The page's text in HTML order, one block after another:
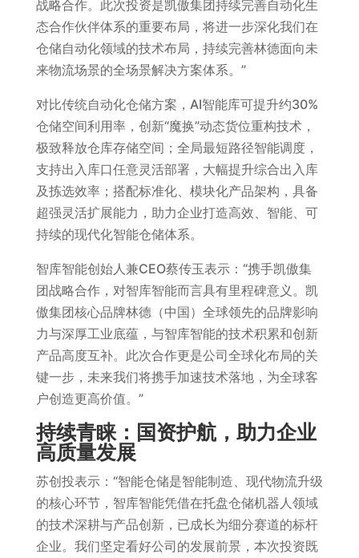
战略合作。此次投资是凯傲集团持续完善自动化生
态合作伙伴体系的重要布局，将进一步深化我们在
仓储自动化领域的技术布局，持续完善林德面向未
来物流场景的全场景解决方案体系。”
对比传统自动化仓储方案，AI智能库可提升约30%
仓储空间利用率，创新“魔换”动态货位重构技术，
极致释放仓库存储空间；全局最短路径智能调度，
支持出入库口任意灵活部署，大幅提升综合出入库
及拣选效率；搭配标准化、模块化产品架构，具备
超强灵活扩展能力，助力企业打造高效、智能、可
持续的现代化智能仓储体系。
智库智能创始人兼CEO蔡传玉表示：“携手凯傲集
团战略合作，对智库智能而言具有里程碑意义。凯
傲集团核心品牌林德（中国）全球领先的品牌影响
力与深厚工业底蕴，与智库智能的技术积累和创新
产品高度互补。此次合作更是公司全球化布局的关
键一步，未来我们将携手加速技术落地，为全球客
户创造更高价值。”
持续青睐：国资护航，助力企业
高质量发展
苏创投表示：“智能仓储是智能制造、现代物流升级
的核心环节，智库智能凭借在托盘仓储机器人领域
的技术深耕与产品创新，已成长为细分赛道的标杆
企业。我们坚定看好公司的发展前景，本次投资既